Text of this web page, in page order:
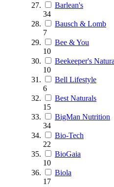
Barlean's
34
Bausch & Lomb
7
Bee & You
10
Beekeeper's
10
Bell Lifestyle
6
Best Naturals
15
BigMan Nutrition
34
Bio-Tech
22
BioGaia
10
Biola
17